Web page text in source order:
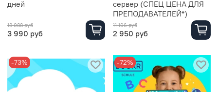
дней
18 088 руб
3 990 руб
сервер (СПЕЦ ЦЕНА ДЛЯ
ПРЕПОДАВАТЕЛЕЙ*)
11 106 руб
2 950 руб
-73% -72%